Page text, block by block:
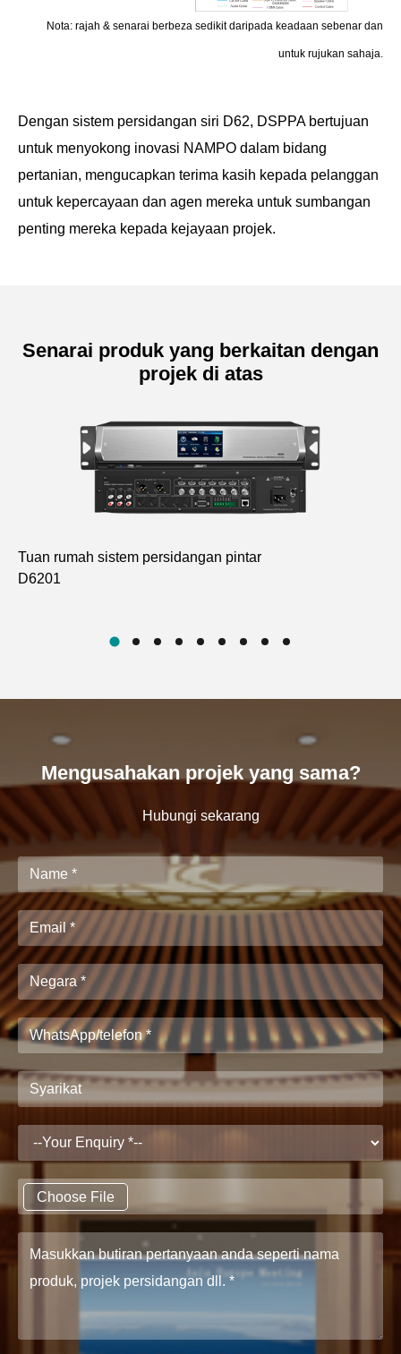
Nota: rajah & senarai berbeza sedikit daripada keadaan sebenar dan
untuk rujukan sahaja.
Dengan sistem persidangan siri D62, DSPPA bertujuan
untuk menyokong inovasi NAMPO dalam bidang
pertanian, mengucapkan terima kasih kepada pelanggan
untuk kepercayaan dan agen mereka untuk sumbangan
penting mereka kepada kejayaan projek.
Senarai produk yang berkaitan dengan
projek di atas
Tuan rumah sistem persidangan pintar
D6201
Mengusahakan projek yang sama?
Hubungi sekarang
Choose File